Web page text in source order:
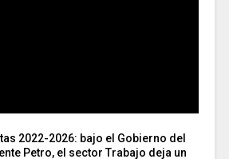
2022-2026: bajo el Gobierno del
Petro, el sector Trabajo deja un